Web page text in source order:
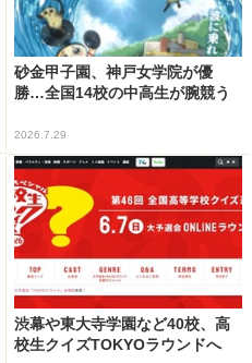
砂金甲子園、神戸女学院が優
勝…全国14校の中高生が腕競う
2026.7.29
渋幕や東大寺学園など40校、高
校生クイズTOKYOラウンドへ